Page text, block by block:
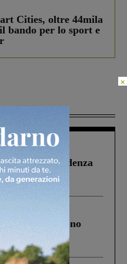
Cities, oltre 44mila
bando per lo sport e
2026
oltre la scadenza
“Un
in cui morirono
schianto, il
fra tir....
×